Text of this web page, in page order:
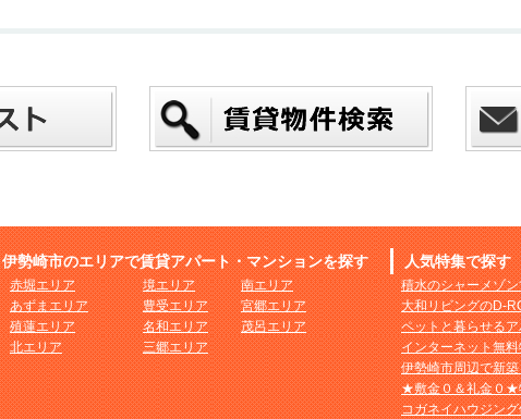
伊勢崎市のエリアで賃貸アパート・マンションを探す
赤堀エリア
あずまエリア
殖蓮エリア
北エリア
境エリア
豊受エリア
名和エリア
三郷エリア
南エリア
宮郷エリア
茂呂エリア
人気特集で探す
積水のシャーメゾ
大和リビングのD-
ペットと暮らせる
インターネット無
伊勢崎市周辺で新
★敷金０＆礼金０
コガネイハウジン